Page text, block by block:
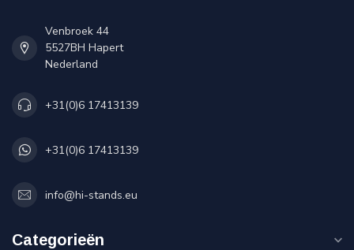
Venbroek 44
5527BH Hapert
Nederland
+31(0)6 17413139
+31(0)6 17413139
info@hi-stands.eu
Categorieën